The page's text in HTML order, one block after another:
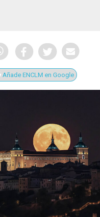
Añade ENCLM en Google